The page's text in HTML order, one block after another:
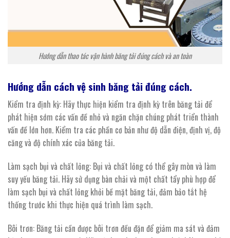
Hướng dẫn thao tác vận hành băng tải đúng cách và an toàn
Hướng dẫn cách vệ sinh băng tảiđúng cách.
Kiểm tra định kỳ: Hãy thực hiện kiểm tra định kỳ trên băng tải để
phát hiện sớm các vấn đề nhỏ và ngăn chặn chúng phát triển thành
vấn đề lớn hơn. Kiểm tra các phần cơ bản như độ dẫn điện, định vị, độ
căng và độ chính xác của băng tải.
Làm sạch bụi và chất lỏng: Bụi và chất lỏng có thể gây mòn và làm
suy yếu băng tải. Hãy sử dụng bàn chải và một chất tẩy phù hợp để
làm sạch bụi và chất lỏng khỏi bề mặt băng tải, đảm bảo tắt hệ
thống trước khi thực hiện quá trình làm sạch.
Bôi trơn: Băng tải cần được bôi trơn đều đặn để giảm ma sát và đảm